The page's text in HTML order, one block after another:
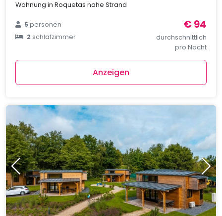
Wohnung in Roquetas nahe Strand
5personen
2schlafzimmer
€ 94
durchschnittlich
pro Nacht
Anzeigen